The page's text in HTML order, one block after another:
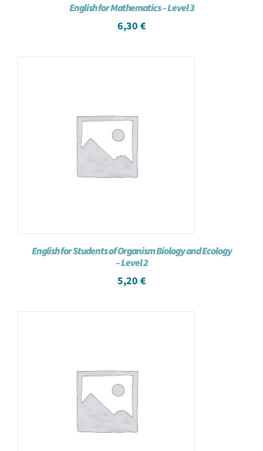
English for Mathematics – Level 3
6,30 €
English for Students of Organism Biology and Ecology
– Level 2
5,20 €